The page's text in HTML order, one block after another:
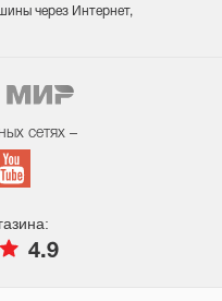
через Интернет,
сетях –
4.9